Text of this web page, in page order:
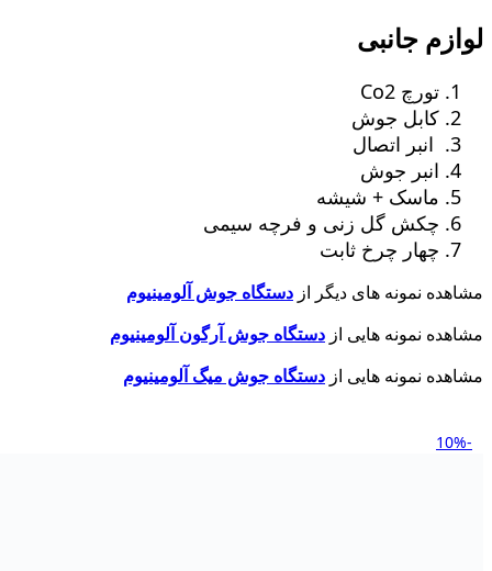
لوازم جانبی
تورچ Co2
کابل جوش
انبر اتصال
انبر جوش
ماسک + شیشه
چکش گل زنی و فرچه سیمی
چهار چرخ ثابت
مشاهده نمونه های دیگر از دستگاه جوش آلومینیوم
مشاهده نمونه هایی از دستگاه جوش آرگون آلومینیوم
مشاهده نمونه هایی از دستگاه جوش میگ آلومینیوم
-10%